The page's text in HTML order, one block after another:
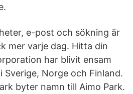
e-post och sökning är
mer varje dag. Hitta din
har blivit ensam
Sverige, Norge och Finland.
byter namn till Aimo Park.